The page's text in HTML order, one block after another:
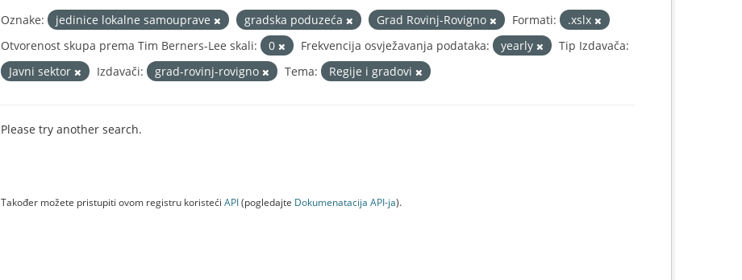
Oznake: jedinice lokalne samouprave gradska poduzeća Grad Rovinj-Rovigno Formati:
.xslx
Otvorenost skupa prema Tim Berners-Lee skali:
0 Frekvencija osvježavanja podataka: yearly
Tip Izdavača:
Javni sektor
Izdavači: grad-rovinj-rovigno Tema: Regije i gradovi
Please try another search.
Također možete pristupiti ovom registru koristeći API(pogledajte Dokumenаtаcijа API-jа).